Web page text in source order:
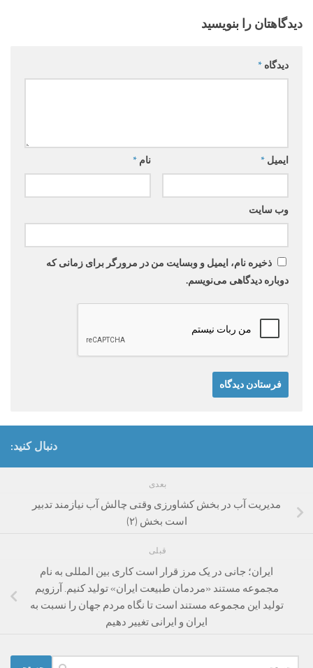
دیدگاهتان را بنویسید
دیدگاه *
نام * ایمیل *
وب‌ سایت
ذخیره نام، ایمیل و وبسایت من در مرورگر برای زمانی که
دوباره دیدگاهی می‌نویسم.
دنبال کنید:
بعدی
مدیریت آب در بخش کشاورزی وقتی چالش آب نیازمند تدبیر
است بخش (۲)
قبلی
ایران؛ جانی در یک مرز قرار است کاری بین المللی به نام
مجموعه مستند «مردمان طبیعت ایران» تولید کنیم. آرزویم
تولید این مجموعه مستند است تا نگاه مردم جهان را نسبت به
ایران و ایرانی تغییر دهیم